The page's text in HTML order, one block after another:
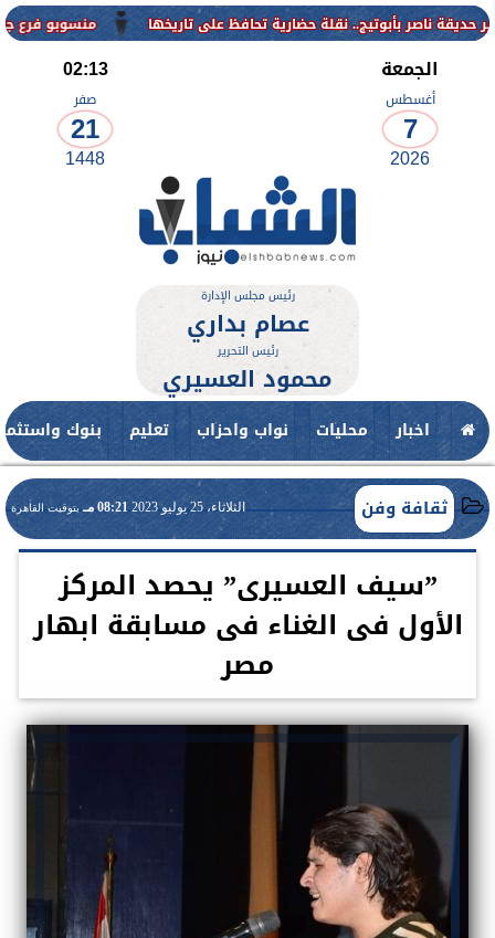
منسوبو فرع جامعة الأزهر
الجمعة
أغسطس
7
2026
02:13
صفر
21
1448
رئيس مجلس الإدارة
عصام بداري
رئيس التحرير
محمود العسيري
اخبار محليات نواب واحزاب تعليم بنوك
ثقافة وفن الثلاثاء، 25 يوليو 2023 08:21 مـ بتوقيت القاهرة
”سيف العسيرى” يحصد المركز
الأول فى الغناء فى مسابقة ابهار
مصر